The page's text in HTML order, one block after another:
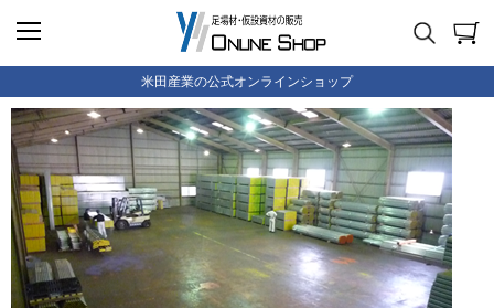
米田産業の公式オンラインショップ